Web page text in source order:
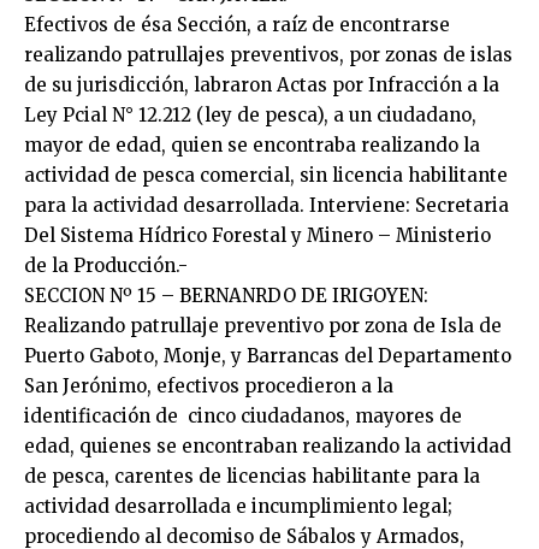
Efectivos de ésa Sección, a raíz de encontrarse
realizando patrullajes preventivos, por zonas de islas
de su jurisdicción, labraron Actas por Infracción a la
Ley Pcial N° 12.212 (ley de pesca), a un ciudadano,
mayor de edad, quien se encontraba realizando la
actividad de pesca comercial, sin licencia habilitante
para la actividad desarrollada. Interviene: Secretaria
Del Sistema Hídrico Forestal y Minero – Ministerio
de la Producción.-
SECCION Nº 15 – BERNANRDO DE IRIGOYEN:
Realizando patrullaje preventivo por zona de Isla de
Puerto Gaboto, Monje, y Barrancas del Departamento
San Jerónimo, efectivos procedieron a la
identificación de cinco ciudadanos, mayores de
edad, quienes se encontraban realizando la actividad
de pesca, carentes de licencias habilitante para la
actividad desarrollada e incumplimiento legal;
procediendo al decomiso de Sábalos y Armados,